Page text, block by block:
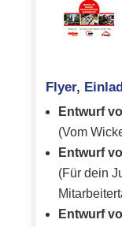
Flyer,
Entwurf
(Vom
Entwurf
(Für dein
Entwurf